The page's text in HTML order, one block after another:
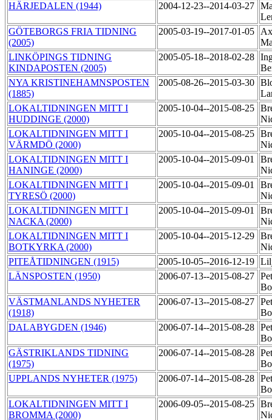
HÄRJEDALEN (1944)
2004-12-23--2014-03-27
GÖTEBORGS FRIA TIDNING
(2005)
2005-03-19--2017-01-05
LINKÖPINGS TIDNING
KINDAPOSTEN (2005)
2005-05-18--2018-02-28
NYA KRISTINEHAMNSPOSTEN
(1885)
2005-08-26--2015-03-30
LOKALTIDNINGEN MITT I
HUDDINGE (2000)
2005-10-04--2015-08-25
LOKALTIDNINGEN MITT I
VÄRMDÖ (2000)
2005-10-04--2015-08-25
LOKALTIDNINGEN MITT I
HANINGE (2000)
2005-10-04--2015-09-01
LOKALTIDNINGEN MITT I
TYRESÖ (2000)
2005-10-04--2015-09-01
LOKALTIDNINGEN MITT I
NACKA (2000)
2005-10-04--2015-09-01
LOKALTIDNINGEN MITT I
BOTKYRKA (2000)
2005-10-04--2015-12-29
PITEÅTIDNINGEN (1915)
2005-10-05--2016-12-19
LÄNSPOSTEN (1950)
2006-07-13--2015-08-27
VÄSTMANLANDS NYHETER
(1918)
2006-07-13--2015-08-27
DALABYGDEN (1946)
2006-07-14--2015-08-28
GÄSTRIKLANDS TIDNING
(1975)
2006-07-14--2015-08-28
UPPLANDS NYHETER (1975)
2006-07-14--2015-08-28
LOKALTIDNINGEN MITT I
BROMMA (2000)
2006-09-05--2015-08-25